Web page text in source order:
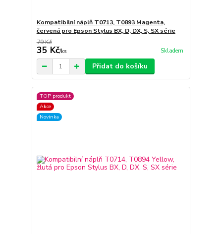
Kompatibilní náplň T0713, T0893 Magenta,
červená pro Epson Stylus BX, D, DX, S, SX série
79 Kč
35 Kč/ks Skladem
Přidat do košíku
TOP produkt
Akce
Novinka